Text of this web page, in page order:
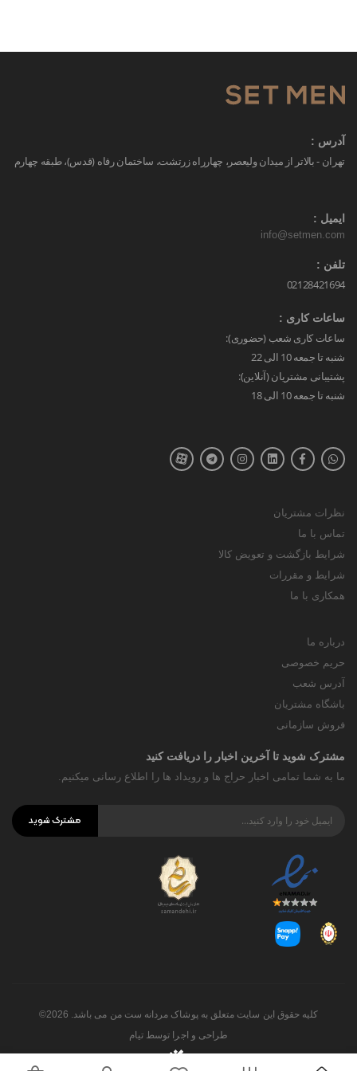
آدرس :
تهران - بالاتر از میدان ولیعصر، چهارراه زرتشت، ساختمان رفاه (قدس)، طبقه چهارم
ایمیل :
info@setmen.com
تلفن :
02128421694
ساعات کاری :
ساعات کاری شعب (حضوری):
شنبه تا جمعه 10 الی 22
پشتیبانی مشتریان (آنلاین):
شنبه تا جمعه 10 الی 18
نظرات مشتریان
تماس با ما
شرایط بازگشت و تعویض کالا
شرایط و مقررات
همکاری با ما
درباره ما
حریم خصوصی
آدرس شعب
باشگاه مشتریان
فروش سازمانی
مشترک شوید تا آخرین اخبار را دریافت کنید
ما به شما تمامی اخبار حراج ها و رویداد ها را اطلاع رسانی میکنیم.
مشترک شوید
کلیه حقوق این سایت متعلق به پوشاک مردانه ست من می باشد. 2026©
طراحی و اجرا توسط تیام